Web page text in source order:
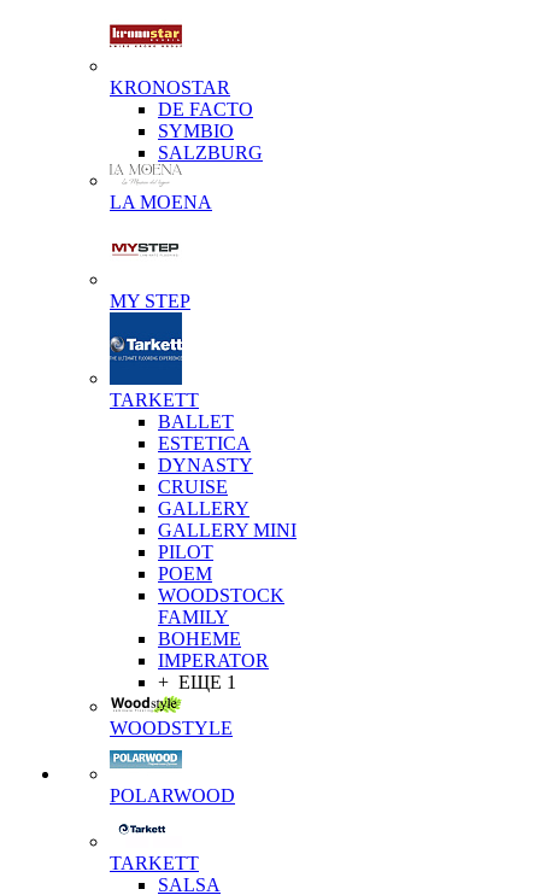
KRONOSTAR
DE FACTO
SYMBIO
SALZBURG
LA MOENA
MY STEP
TARKETT
BALLET
ESTETICA
DYNASTY
CRUISE
GALLERY
GALLERY MINI
PILOT
POEM
WOODSTOCK
FAMILY
BOHEME
IMPERATOR
+ ЕЩЕ 1
WOODSTYLE
POLARWOOD
TARKETT
SALSA